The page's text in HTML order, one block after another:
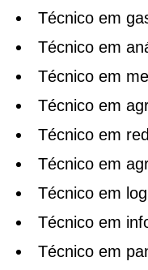
Técnico em
Técnico em
Técnico em
Técnico em
Técnico em
Técnico em
Técnico em
Técnico em
Técnico em